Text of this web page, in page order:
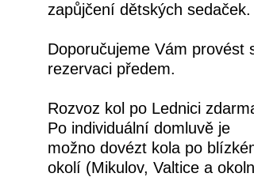
zapůjčení dětských sedaček.
Doporučujeme Vám provést si
rezervaci předem.
Rozvoz kol po Lednici zdarma!
Po individuální domluvě je
možno dovézt kola po blízkém
okolí (Mikulov, Valtice a okolní